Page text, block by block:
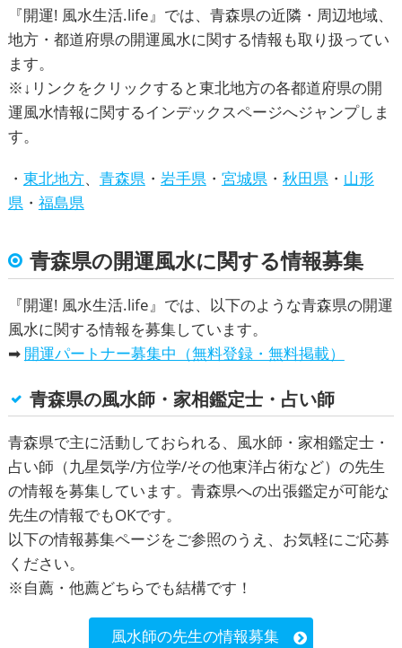
『開運! 風水生活.life』では、青森県の近隣・周辺地域、
地方・都道府県の開運風水に関する情報も取り扱ってい
ます。
※↓リンクをクリックすると東北地方の各都道府県の開
運風水情報に関するインデックスページへジャンプしま
す。
・ 東北地方、 青森県・ 岩手県・ 宮城県・ 秋田県・ 山形
県・ 福島県
青森県の開運風水に関する情報募集
『開運! 風水生活.life』では、以下のような青森県の開運
風水に関する情報を募集しています。
➡ 開運パートナー募集中（無料登録・無料掲載）
青森県の風水師・家相鑑定士・占い師
青森県で主に活動しておられる、風水師・家相鑑定士・
占い師（九星気学/方位学/その他東洋占術など）の先生
の情報を募集しています。青森県への出張鑑定が可能な
先生の情報でもOKです。
以下の情報募集ページをご参照のうえ、お気軽にご応募
ください。
※自薦・他薦どちらでも結構です！
風水師の先生の情報募集